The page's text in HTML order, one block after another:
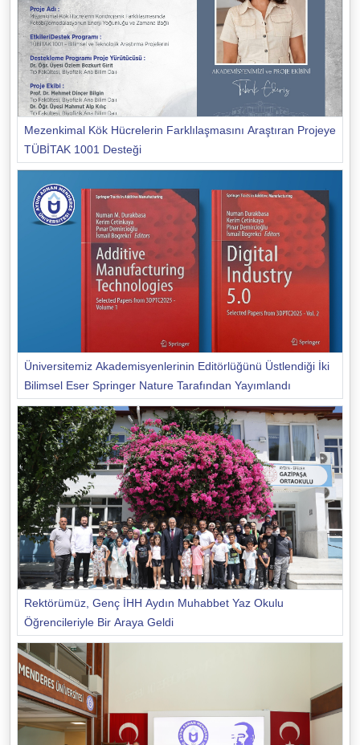
Mezenkimal Kök Hücrelerin Farklılaşmasını Araştıran Projeye
TÜBİTAK 1001 Desteği
Üniversitemiz Akademisyenlerinin Editörlüğünü Üstlendiği İki
Bilimsel Eser Springer Nature Tarafından Yayımlandı
Rektörümüz, Genç İHH Aydın Muhabbet Yaz Okulu
Öğrencileriyle Bir Araya Geldi